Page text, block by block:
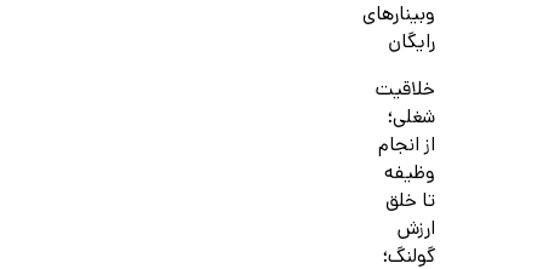
وبینارهای
رایگان
خلاقیت
شغلی؛
از انجام
وظیفه
تا خلق
ارزش
گولنگ؛